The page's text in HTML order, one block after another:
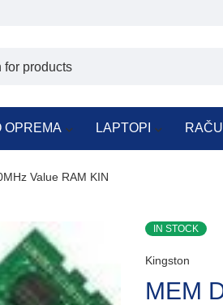
OPREMA LAPTOPI
Value RAM KIN
IN STOCK
Kingston
MEM